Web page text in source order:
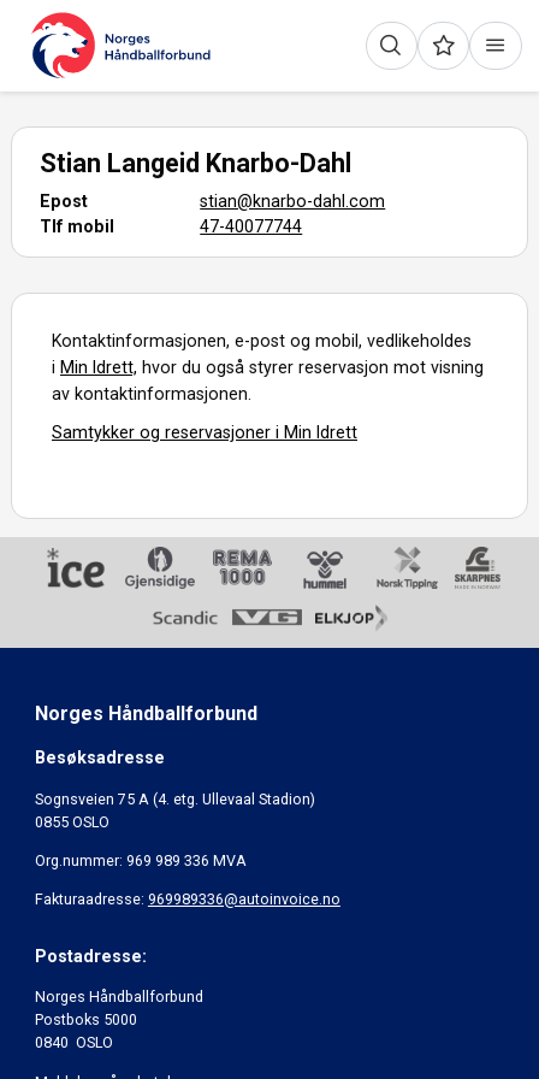
Stian Langeid Knarbo-Dahl
Epost
stian@knarbo-dahl.com
Tlf mobil
47-40077744
Kontaktinformasjonen, e-post og mobil, vedlikeholdes
i Min Idrett, hvor du også styrer reservasjon mot visning
av kontaktinformasjonen.
Samtykker og reservasjoner i Min Idrett
Norges Håndballforbund
Besøksadresse
Sognsveien 75 A (4. etg. Ullevaal Stadion)
0855 OSLO
Org.nummer: 969 989 336 MVA
Fakturaadresse: 969989336@autoinvoice.no
Postadresse:
Norges Håndballforbund
Postboks 5000
0840 OSLO